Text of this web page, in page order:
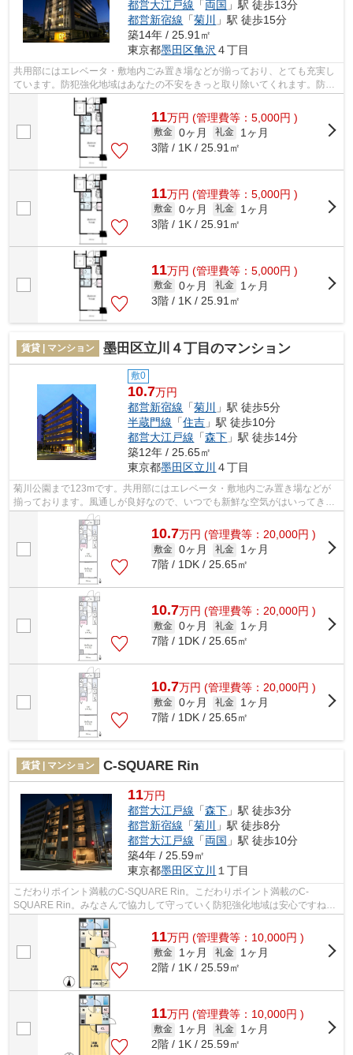
都営大江戸線 「両国 」駅 徒歩13分
都営新宿線 「菊川
」駅 徒歩15分
築14年 / 25.91㎡
東京都墨田区亀沢 ４丁目
共用部にはエレベータ・敷地内ごみ置き場などが揃っており、とても充実し
ています。防犯強化地域はあなたの不安をきっと取り除いてくれます。防犯
対策もバッチリなマンションタイプの...
11万円 (管理費等：5,000円 )
敷金 0ヶ月 礼金
1ヶ月
3階 / 1K / 25.91㎡
11万円 (管理費等：5,000円 )
敷金 0ヶ月 礼金
1ヶ月
3階 / 1K / 25.91㎡
11万円 (管理費等：5,000円 )
敷金 0ヶ月 礼金
1ヶ月
3階 / 1K / 25.91㎡
賃貸 | マンション 墨田区立川４丁目のマンション
敷0
10.7万円
都営新宿線 「菊川
」駅 徒歩5分
半蔵門線 「住吉 」駅 徒歩10分
都営大江戸線 「森下 」駅 徒歩14分
築12年 / 25.65㎡
東京都墨田区立川 ４丁目
菊川公園まで123mです。共用部にはエレベータ・敷地内ごみ置き場などが
揃っております。風通しが良好なので、いつでも新鮮な空気がはいってきま
す。駅から徒歩5分というアクセス良好な...
10.7万円 (管理費等：20,000円 )
敷金 0ヶ月 礼金
1ヶ月
7階 / 1DK / 25.65㎡
10.7万円 (管理費等：20,000円 )
敷金 0ヶ月 礼金
1ヶ月
7階 / 1DK / 25.65㎡
10.7万円 (管理費等：20,000円 )
敷金 0ヶ月 礼金
1ヶ月
7階 / 1DK / 25.65㎡
賃貸 | マンション C-SQUARE Rin
11万円
都営大江戸線 「森下 」駅 徒歩3分
都営新宿線 「菊川 」駅 徒歩8分
都営大江戸線 「両国 」駅 徒歩10分
築4年 / 25.59㎡
東京都墨田区立川 １丁目
こだわりポイント満載のC-SQUARE Rin。こだわりポイント満載のC-
SQUARE Rin。みなさんで協力して守っていく防犯強化地域は安心ですね。
こちらはエレベーター付きの物件です。当社スタ...
11万円 (管理費等：10,000円 )
敷金 1ヶ月 礼金
1ヶ月
2階 / 1K / 25.59㎡
11万円 (管理費等：10,000円 )
敷金 1ヶ月 礼金
1ヶ月
2階 / 1K / 25.59㎡